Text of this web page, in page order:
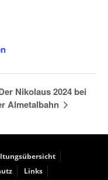
Nikolaus 2024 bei
Almetalbahn
Links